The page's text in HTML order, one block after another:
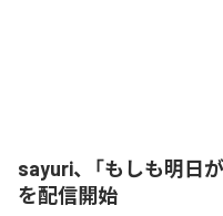
sayuri、「もしも明日
を配信開始